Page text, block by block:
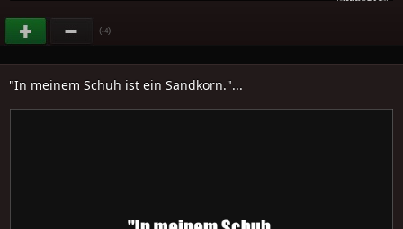
(-4)
"In meinem Schuh ist ein Sandkorn."...